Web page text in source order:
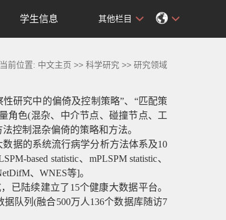
学生信息 其他栏目
当前位置: 中文主页 >>科学研究 >>研究领域
研究中的偏倚及控制策略”、“匹配策
角色(混杂、中介节点、碰撞节点、工
控制混杂偏倚的策略和方法。
据的系统流行病学分析方法体系及10
based statistic、mPLSPM statistic、
、WNES等]。
已陆续建立了15个健康大数据平台。
队列(融合500万人136个数据库随访7